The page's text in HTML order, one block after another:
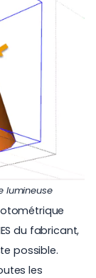
lumineuse
du fabricant,
possible.
les